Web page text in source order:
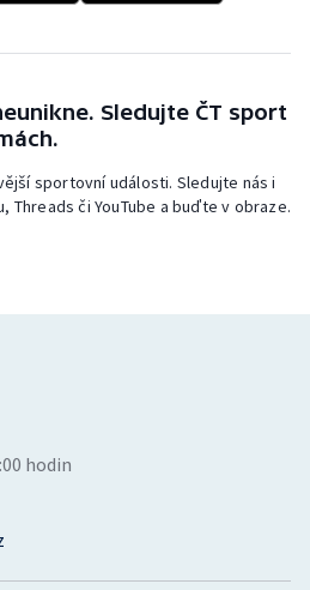
Sledujte ČT sport
sportovní události. Sledujte nás i
Threads či YouTube a buďte v obraze.
hodin